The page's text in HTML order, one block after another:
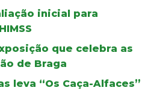
inicial para
que celebra as
de Braga
leva “Os Caça-Alfaces”